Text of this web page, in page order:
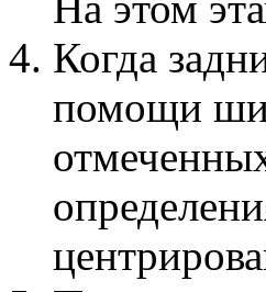
Когда
помощи